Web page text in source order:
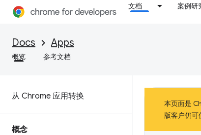
文档 案例研
Docs Apps
概览 参考文档
从 Chrome 应用转换
概念
本页面是
版客户仍